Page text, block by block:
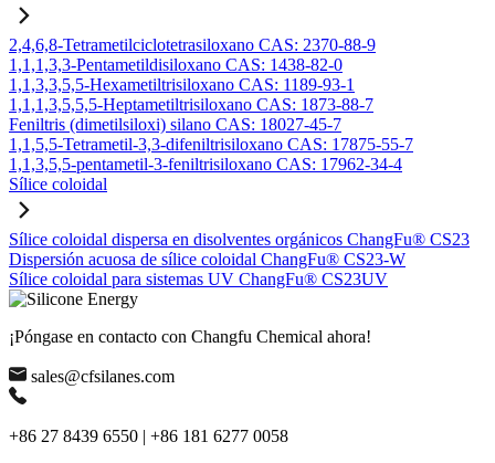
2,4,6,8-Tetrametilciclotetrasiloxano CAS: 2370-88-9
1,1,1,3,3-Pentametildisiloxano CAS: 1438-82-0
1,1,3,3,5,5-Hexametiltrisiloxano CAS: 1189-93-1
1,1,1,3,5,5,5-Heptametiltrisiloxano CAS: 1873-88-7
Feniltris (dimetilsiloxi) silano CAS: 18027-45-7
1,1,5,5-Tetrametil-3,3-difeniltrisiloxano CAS: 17875-55-7
1,1,3,5,5-pentametil-3-feniltrisiloxano CAS: 17962-34-4
Sílice coloidal
Sílice coloidal dispersa en disolventes orgánicos ChangFu® CS23
Dispersión acuosa de sílice coloidal ChangFu® CS23-W
Sílice coloidal para sistemas UV ChangFu® CS23UV
¡Póngase en contacto con Changfu Chemical ahora!
sales@cfsilanes.com
+86 27 8439 6550 | +86 181 6277 0058